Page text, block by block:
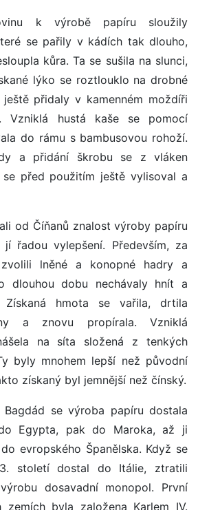
k výrobě papíru sloužily
se pařily v kádích tak dlouho,
kůra. Ta se sušila na slunci,
lýko se roztlouklo na drobné
přidaly v kamenném moždíři
Vzniklá hustá kaše se pomocí
do rámu s bambusovou rohoží.
a přidání škrobu se z vláken
před použitím ještě vylisoval a
od Číňanů znalost výroby papíru
řadou vylepšení. Především, za
lněné a konopné hadry a
dlouhou dobu nechávaly hnít a
hmota se vařila, drtila
a znovu propírala. Vzniklá
na síta složená z tenkých
byly mnohem lepší než původní
získaný byl jemnější než čínský.
Bagdád se výroba papíru dostala
Egypta, pak do Maroka, až ji
evropského Španělska. Když se
století dostal do Itálie, ztratili
dosavadní monopol. První
zemích byla založena Karlem IV.